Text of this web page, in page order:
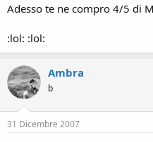
Adesso te ne compro 4/5 di
:lol: :lol:
Ambra
b
31 Dicembre 2007